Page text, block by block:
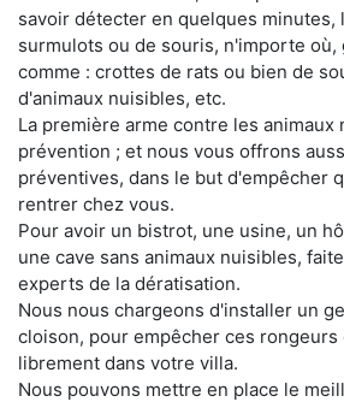
savoir détecter en quelques minutes,
surmulots ou de souris, n'importe où,
comme : crottes de rats ou bien de
d'animaux nuisibles, etc.
La première arme contre les animaux
prévention ; et nous vous offrons
préventives, dans le but d'empêcher
rentrer chez vous.
Pour avoir un bistrot, une usine, un
une cave sans animaux nuisibles,
experts de la dératisation.
Nous nous chargeons d'installer un
cloison, pour empêcher ces
librement dans votre villa.
Nous pouvons mettre en place le